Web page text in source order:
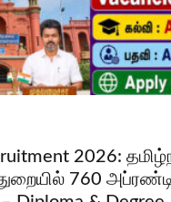
2026:
760